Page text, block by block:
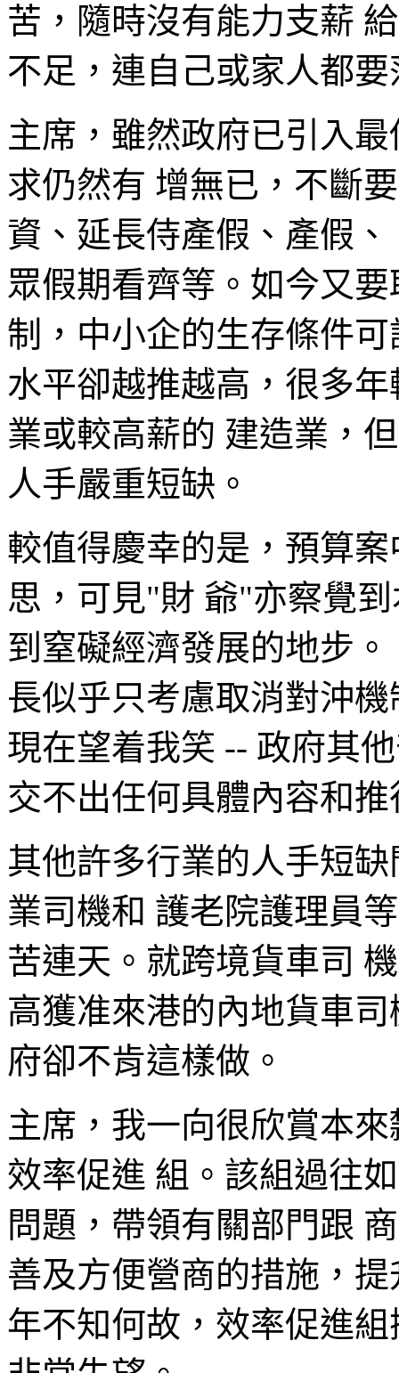
苦，隨時沒有能力支薪
不足，連自己或家人都
主席，雖然政府已引入
求仍然有 增無已，不斷
資、延長侍產假、產假
眾假期看齊等。如今又
制，中小企的生存條件
水平卻越推越高，很多
業或較高薪的 建造業，
人手嚴重短缺。
較值得慶幸的是，預算
思，可見"財 爺"亦察覺
到窒礙經濟發展的地步
長似乎只考慮取消對沖
現在望着我笑 -- 政府其
交不出任何具體內容和
其他許多行業的人手短
業司機和 護老院護理員
苦連天。就跨境貨車司
高獲准來港的內地貨車
府卻不肯這樣做。
主席，我一向很欣賞本
效率促進 組。該組過往
問題，帶領有關部門跟
善及方便營商的措施，
年不知何故，效率促進